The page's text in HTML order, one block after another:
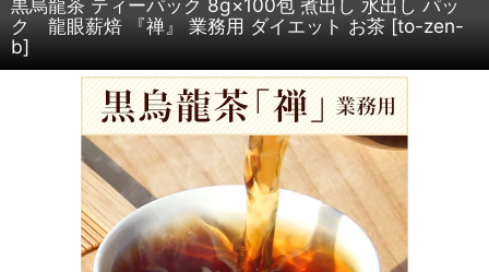
黒烏龍茶 ティーパック 8g×100包 煮出し 水出し パッ
ク 龍眼薪焙 『禅』 業務用 ダイエット お茶 [to-zen-
b]